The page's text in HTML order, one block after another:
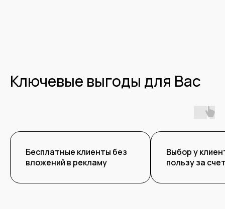
Ключевые выгоды для Вас
Бесплатные клиенты без
вложений в рекламу
Выбор у
пользу за